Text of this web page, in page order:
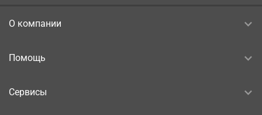
О компании
Помощь
Сервисы